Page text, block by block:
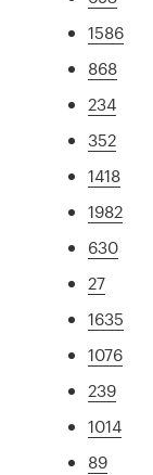
1586
868
234
352
1418
1982
630
27
1635
1076
239
1014
89